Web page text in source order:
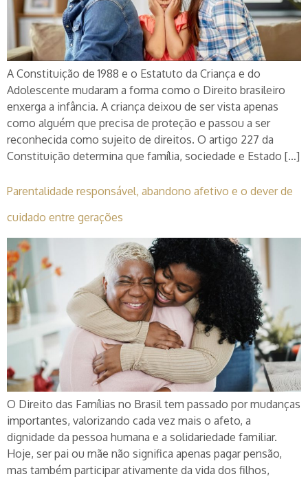
A Constituição de 1988 e o Estatuto da Criança e do
Adolescente mudaram a forma como o Direito brasileiro
enxerga a infância. A criança deixou de ser vista apenas
como alguém que precisa de proteção e passou a ser
reconhecida como sujeito de direitos. O artigo 227 da
Constituição determina que família, sociedade e Estado […]
Parentalidade responsável, abandono afetivo e o dever de
cuidado entre gerações
O Direito das Famílias no Brasil tem passado por mudanças
importantes, valorizando cada vez mais o afeto, a
dignidade da pessoa humana e a solidariedade familiar.
Hoje, ser pai ou mãe não significa apenas pagar pensão,
mas também participar ativamente da vida dos filhos,